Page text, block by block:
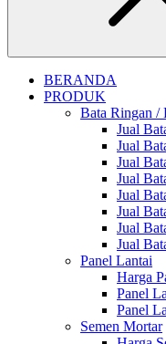
BERANDA
PRODUK
Bata Ringan /
Jual
Jual
Jual
Jual
Jual
Jual
Jual
Jual
Panel Lantai
Harga
Panel
Panel
Semen Mortar